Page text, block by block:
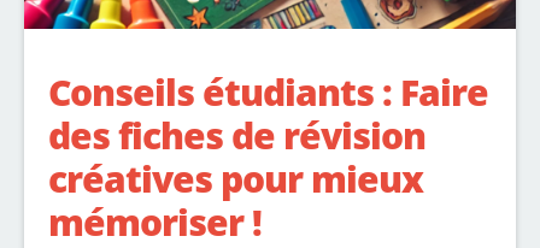
Conseils étudiants : Faire
des fiches de révision
créatives pour mieux
mémoriser !